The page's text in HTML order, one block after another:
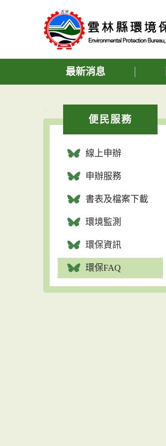
容
最新消息
:::
便民服務
線上申辦
申辦服務
書表及檔案下載
環境監測
環保資訊
環保FAQ